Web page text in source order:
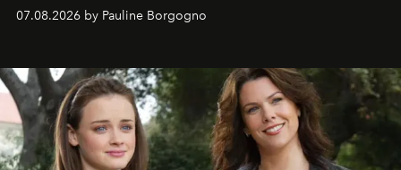
07.08.2026 by Pauline Borgogno